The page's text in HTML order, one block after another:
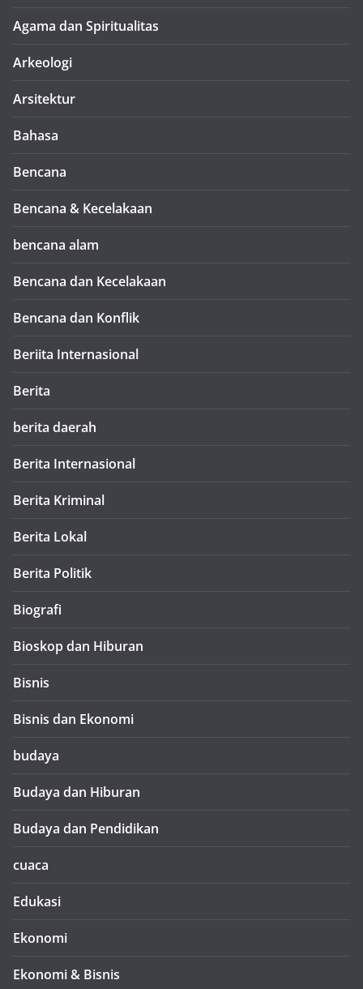
Agama dan Spiritualitas
Arkeologi
Arsitektur
Bahasa
Bencana
Bencana & Kecelakaan
bencana alam
Bencana dan Kecelakaan
Bencana dan Konflik
Beriita Internasional
Berita
berita daerah
Berita Internasional
Berita Kriminal
Berita Lokal
Berita Politik
Biografi
Bioskop dan Hiburan
Bisnis
Bisnis dan Ekonomi
budaya
Budaya dan Hiburan
Budaya dan Pendidikan
cuaca
Edukasi
Ekonomi
Ekonomi & Bisnis